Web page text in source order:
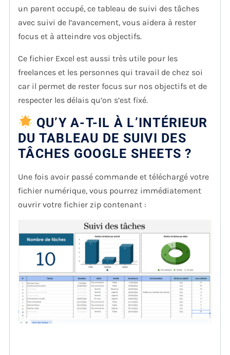
un parent occupé, ce tableau de suivi des tâches
avec suivi de l’avancement, vous aidera à rester
focus et à atteindre vos objectifs.
Ce fichier Excel est aussi très utile pour les
freelances et les personnes qui travail de chez soi
car il permet de rester focus sur nos objectifs et de
respecter les délais qu’on s’est fixé.
QU’Y A-T-IL À L’INTÉRIEUR
DU TABLEAU DE SUIVI DES
TÂCHES GOOGLE SHEETS ?
Une fois avoir passé commande et téléchargé votre
fichier numérique, vous pourrez immédiatement
ouvrir votre fichier zip contenant :